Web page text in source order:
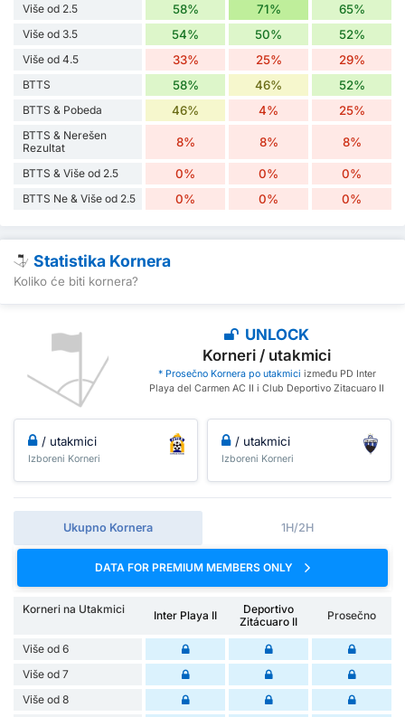
Više od 2.5 58% 71% 65%
Više od 3.5 54% 50% 52%
Više od 4.5 33% 25% 29%
BTTS 58% 46% 52%
BTTS & Pobeda 46% 4% 25%
BTTS & Nerešen
Rezultat
8% 8% 8%
BTTS & Više od 2.5 0% 0% 0%
BTTS Ne & Više od 2.5 0% 0% 0%
Statistika Kornera
Koliko će biti kornera?
UNLOCK
Korneri / utakmici
* Prosečno Kornera po utakmici između PD Inter
Playa del Carmen AC II i Club Deportivo Zitacuaro II
/ utakmici
Izboreni Korneri
/ utakmici
Izboreni Korneri
Ukupno Kornera 1H/2H
DATA FOR PREMIUM MEMBERS ONLY
Korneri na Utakmici Inter Playa II
Deportivo
Zitácuaro II
Prosečno
Više od 6
Više od 7
Više od 8